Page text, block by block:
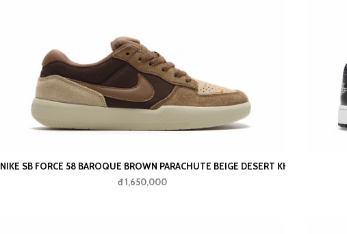
NIKE SB FORCE 58 BAROQUE BROWN PARACHUTE BEIGE DESERT KHAKI
đ 1,650,000